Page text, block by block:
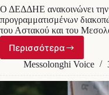
Ο ΔΕΔΔΗΕ ανακοινώνει την
προγραμματισμένων
του Αστακού και του
Περισσότερα
διακοπές
Messolonghi Voice